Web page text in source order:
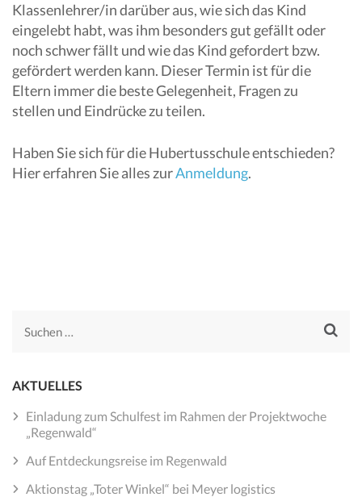
Klassenlehrer/in darüber aus, wie sich das Kind
eingelebt habt, was ihm besonders gut gefällt oder
noch schwer fällt und wie das Kind gefordert bzw.
gefördert werden kann. Dieser Termin ist für die
Eltern immer die beste Gelegenheit, Fragen zu
stellen und Eindrücke zu teilen.
Haben Sie sich für die Hubertusschule entschieden?
Hier erfahren Sie alles zurAnmeldung.
Suchen
AKTUELLES
Einladung zum Schulfest im Rahmen der Projektwoche
„Regenwald“
Auf Entdeckungsreise im Regenwald
Aktionstag „Toter Winkel“ bei Meyer logistics